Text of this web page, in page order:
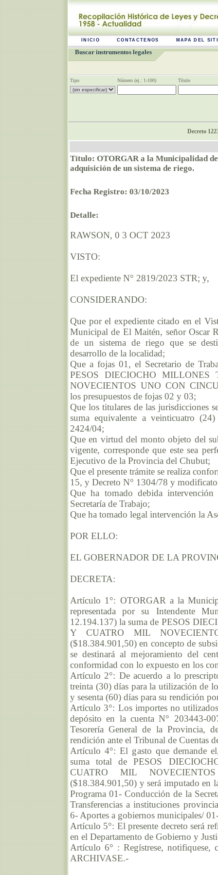
INICIO CONTACTENOS MAPA DEL
Buscar instrumentos legales
Tipo Número (ej.: 1-100) Título
Decreto
Título: OTORGAR a la Municipalidad
adquisición de un sistema de riego.
Fecha Registro: 03/10/2023
Detalle:
RAWSON, 0 3 OCT 2023
VISTO:
El expediente N° 2819/2023 STR; y,
CONSIDERANDO:
Que por el expediente citado en el
Municipal de El Maitén, señor Oscar
de un sistema de riego que se
desarrollo de la localidad;
Que a fojas 01, el Secretario de
PESOS DIECIOCHO
NOVECIENTOS UNO CON
los presupuestos de fojas 02 y 03;
Que los titulares de las jurisdicciones
suma equivalente a veinticuatro
2424/04;
Que en virtud del monto objeto del
vigente, corresponde que este sea
Ejecutivo de la Provincia del Chubut;
Que el presente trámite se realiza
15, y Decreto N° 1304/78 y
Que ha tomado debida
Secretaría de Trabajo;
Que ha tomado legal intervención la
POR ELLO:
EL GOBERNADOR DE LA
DECRETA:
Artículo 1°: OTORGAR a la
representada por su Intendente
12.194.137) la suma de PESOS
Y CUATRO MIL
($18.384.901,50) en concepto de
se destinará al mejoramiento del
conformidad con lo expuesto en los
Artículo 2°: De acuerdo a lo
treinta (30) días para la utilización de
y sesenta (60) días para su rendición
Artículo 3°: Los importes no
depósito en la cuenta N° 203443-
Tesorería General de la Provincia,
rendición ante el Tribunal de Cuentas
Artículo 4°: El gasto que demande
suma total de PESOS
CUATRO MIL
($18.384.901,50) y será imputado en
Programa 01- Conducción de la
Transferencias a instituciones
6- Aportes a gobiernos municipales/
Artículo 5°: El presente decreto será
en el Departamento de Gobierno y
Artículo 6° : Regístrese,
ARCHIVASE.-